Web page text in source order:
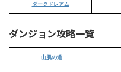
ダークドレアム
ダンジョン攻略一覧
山肌の道